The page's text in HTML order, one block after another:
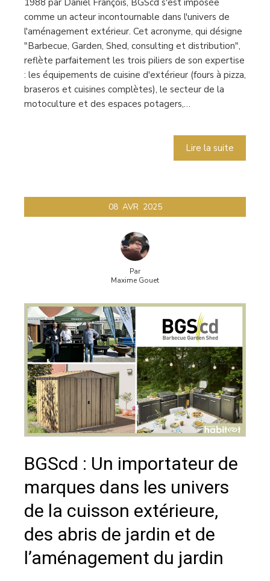
comme un acteur incontournable dans l'univers de
l'aménagement extérieur. Cet acronyme, qui désigne
"Barbecue, Garden, Shed, consulting et distribution",
reflète parfaitement les trois piliers de son expertise
: les équipements de cuisine d'extérieur (fours à pizza,
braseros et cuisines complètes), le secteur de la
motoculture et des espaces potagers,…
Lire la suite
08 AVR 2025
Par
Maxime Gouet
BGScd : Un importateur de
marques dans les univers
de la cuisson extérieure,
des abris de jardin et de
l’aménagement du jardin